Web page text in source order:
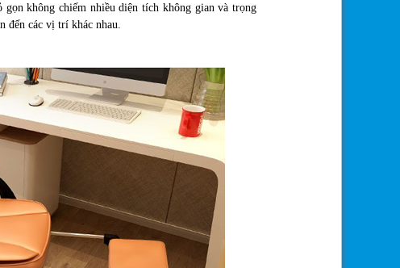
không chiếm nhiều diện tích không gian và trọng
đến các vị trí khác nhau.